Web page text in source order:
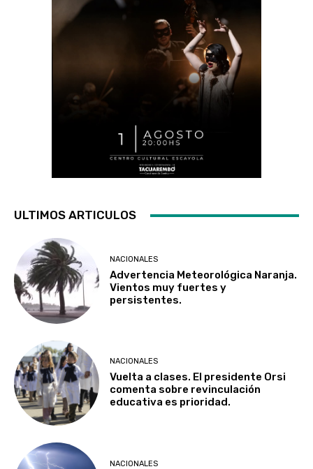
ULTIMOS ARTICULOS
NACIONALES
Advertencia Meteorológica Naranja.
Vientos muy fuertes y
persistentes.
NACIONALES
Vuelta a clases. El presidente Orsi
comenta sobre revinculación
educativa es prioridad.
NACIONALES